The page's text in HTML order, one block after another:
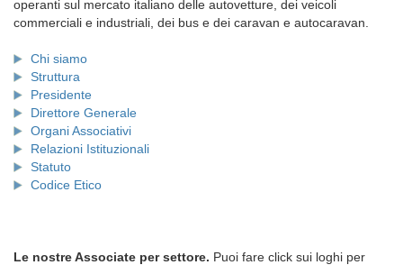
operanti sul mercato italiano delle autovetture, dei veicoli
commerciali e industriali, dei bus e dei caravan e autocaravan.
Chi siamo
Struttura
Presidente
Direttore Generale
Organi Associativi
Relazioni Istituzionali
Statuto
Codice Etico
Le nostre Associate per settore. Puoi fare click sui loghi per